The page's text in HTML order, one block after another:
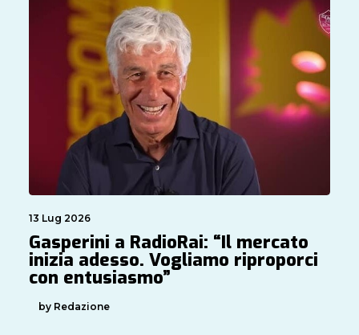
13 Lug 2026
Gasperini a RadioRai: “Il mercato
inizia adesso. Vogliamo riproporci
con entusiasmo”
by Redazione